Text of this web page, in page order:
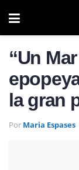
“Un
la gran
Por Maria Espases